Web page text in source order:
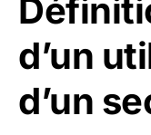
d’un
d’un